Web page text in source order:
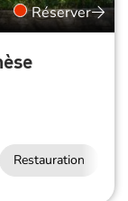
Réserver
Restauration